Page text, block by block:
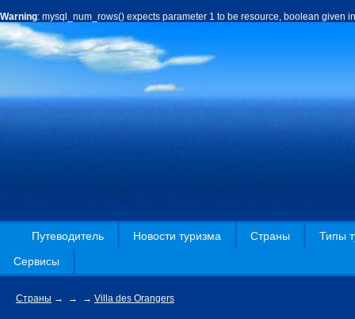
Warning: mysql_num_rows() expects parameter 1 to be resource, boolean given
Путеводитель Новости туризма Страны
Типы
Сервисы
Страны → → → Villa des Orangers